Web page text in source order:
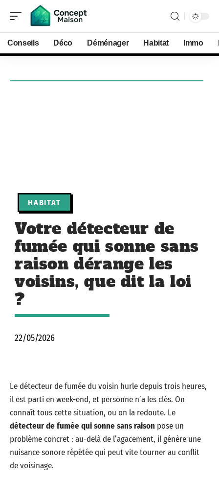
Conseils Déco Déménager Habitat Immo
HABITAT
Votre détecteur de
fumée qui sonne sans
raison dérange les
voisins, que dit la loi
?
22/05/2026
Le détecteur de fumée du voisin hurle depuis trois heures,
il est parti en week-end, et personne n’a les clés. On
connaît tous cette situation, ou on la redoute. Le
détecteur de fumée qui sonne sans raison pose un
problème concret : au-delà de l’agacement, il génère une
nuisance sonore répétée qui peut vite tourner au conflit
de voisinage.